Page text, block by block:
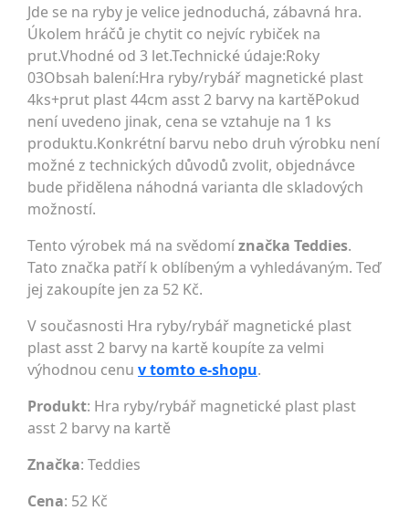
Jde se na ryby je velice jednoduchá, zábavná hra.
Úkolem hráčů je chytit co nejvíc rybiček na
prut.Vhodné od 3 let.Technické údaje:Roky
03Obsah balení:Hra ryby/rybář magnetické plast
4ks+prut plast 44cm asst 2 barvy na kartěPokud
není uvedeno jinak, cena se vztahuje na 1 ks
produktu.Konkrétní barvu nebo druh výrobku není
možné z technických důvodů zvolit, objednávce
bude přidělena náhodná varianta dle skladových
možností.
Tento výrobek má na svědomíznačka Teddies.
Tato značka patří k oblíbeným a vyhledávaným. Teď
jej zakoupíte jen za 52 Kč.
V současnosti Hra ryby/rybář magnetické plast
plast asst 2 barvy na kartě koupíte za velmi
výhodnou cenu v tomto e-shopu.
Produkt: Hra ryby/rybář magnetické plast plast
asst 2 barvy na kartě
Značka: Teddies
Cena: 52 Kč